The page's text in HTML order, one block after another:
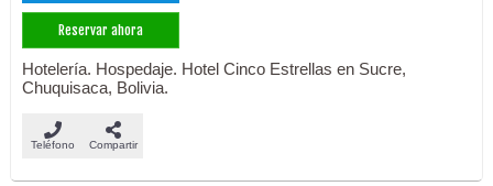
Reservar ahora
Hotelería. Hospedaje. Hotel Cinco Estrellas en Sucre,
Chuquisaca, Bolivia.
Teléfono Compartir